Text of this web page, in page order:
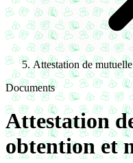
Attestation de
Documents
Attestation
obtention et